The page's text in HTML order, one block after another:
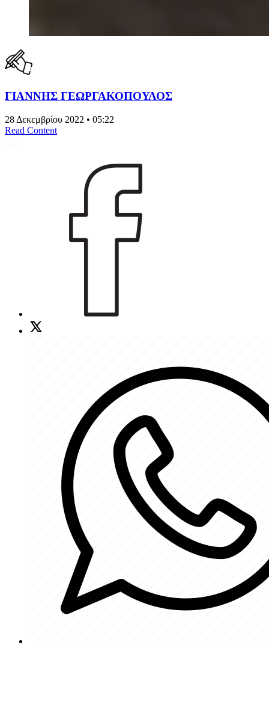
ΓΙΑΝΝΗΣ ΓΕΩΡΓΑΚΟΠΟΥΛΟΣ
28 Δεκεμβρίου 2022 • 05:22
Read Content